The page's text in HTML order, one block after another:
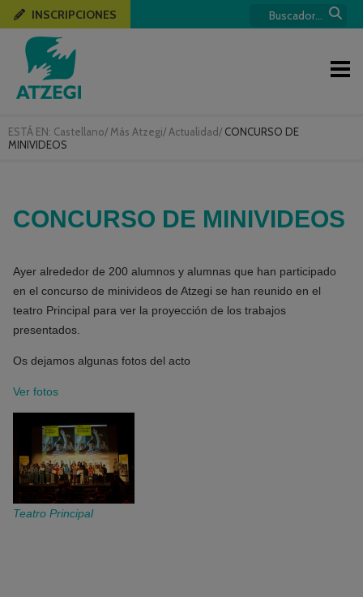
ESTÁ EN: Castellano/ Más Atzegi/ Actualidad/ CONCURSO DE
MINIVIDEOS
INSCRIPCIONES
CONCURSO DE MINIVIDEOS
Ayer alrededor de 200 alumnos y alumnas que han participado
en el concurso de minivideos de Atzegi se han reunido en el
teatro Principal para ver la proyección de los trabajos
presentados.
Os dejamos algunas fotos del acto
Ver fotos
Teatro Principal